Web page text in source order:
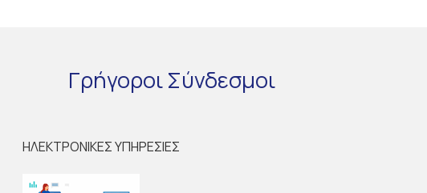
ΓρήγοροιΣύνδεσμοι
ΗΛΕΚΤΡΟΝΙΚΕΣ ΥΠΗΡΕΣΙΕΣ